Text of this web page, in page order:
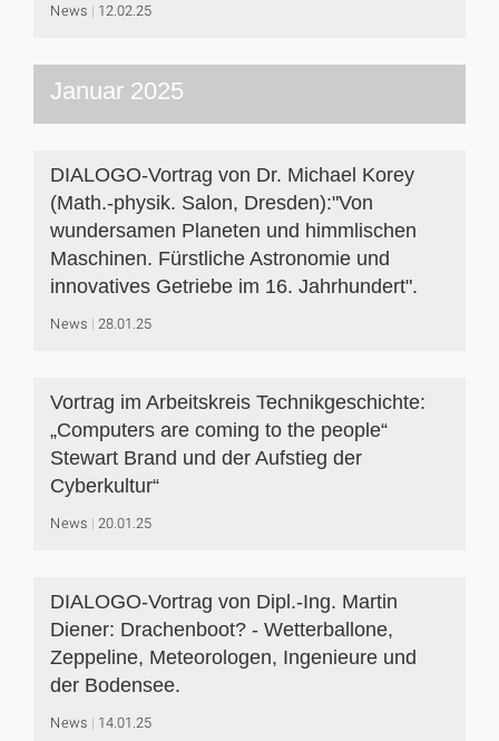
News 12.02.25
Januar 2025
DIALOGO-Vortrag von Dr. Michael Korey
(Math.-physik. Salon, Dresden):"Von
wundersamen Planeten und himmlischen
Maschinen. Fürstliche Astronomie und
innovatives Getriebe im 16. Jahrhundert".
News 28.01.25
Vortrag im Arbeitskreis Technikgeschichte:
„Computers are coming to the people“
Stewart Brand und der Aufstieg der
Cyberkultur“
News 20.01.25
DIALOGO-Vortrag von Dipl.-Ing. Martin
Diener: Drachenboot? - Wetterballone,
Zeppeline, Meteorologen, Ingenieure und
der Bodensee.
News 14.01.25